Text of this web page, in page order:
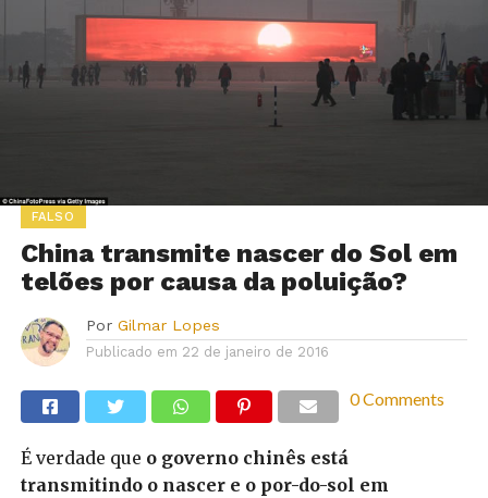
FALSO
China transmite nascer do Sol em
telões por causa da poluição?
Por Gilmar Lopes
Publicado em 22 de janeiro de 2016
0 Comments
É verdade que o governo chinês está
transmitindo o nascer e o por-do-sol em